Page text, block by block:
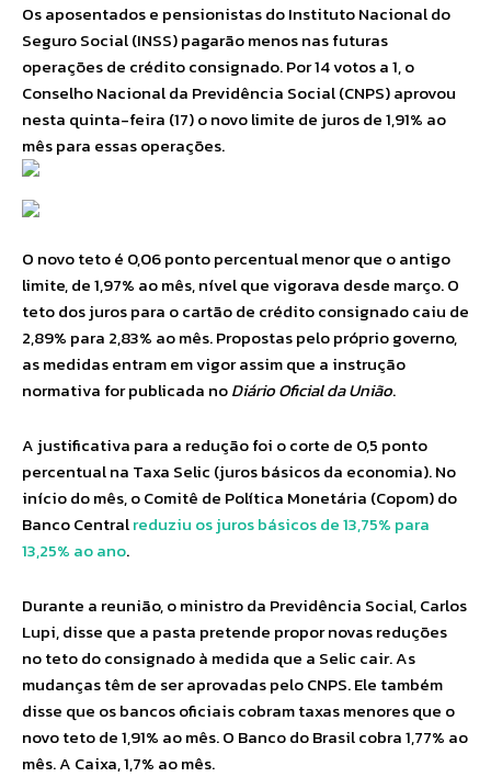
Os aposentados e pensionistas do Instituto Nacional do
Seguro Social (INSS) pagarão menos nas futuras
operações de crédito consignado. Por 14 votos a 1, o
Conselho Nacional da Previdência Social (CNPS) aprovou
nesta quinta-feira (17) o novo limite de juros de 1,91% ao
mês para essas operações.
O novo teto é 0,06 ponto percentual menor que o antigo
limite, de 1,97% ao mês, nível que vigorava desde março. O
teto dos juros para o cartão de crédito consignado caiu de
2,89% para 2,83% ao mês. Propostas pelo próprio governo,
as medidas entram em vigor assim que a instrução
normativa for publicada noDiário Oficial da União.
A justificativa para a redução foi o corte de 0,5 ponto
percentual na Taxa Selic (juros básicos da economia). No
início do mês, o Comitê de Política Monetária (Copom) do
Banco Centralreduziu os juros básicos de 13,75% para
13,25% ao ano.
Durante a reunião, o ministro da Previdência Social, Carlos
Lupi, disse que a pasta pretende propor novas reduções
no teto do consignado à medida que a Selic cair. As
mudanças têm de ser aprovadas pelo CNPS. Ele também
disse que os bancos oficiais cobram taxas menores que o
novo teto de 1,91% ao mês. O Banco do Brasil cobra 1,77% ao
mês. A Caixa, 1,7% ao mês.